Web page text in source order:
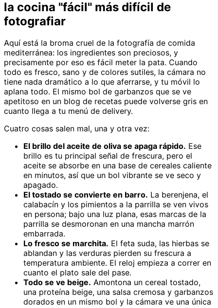
la cocina "fácil" más difícil de
fotografiar
Aquí está la broma cruel de la fotografía de comida
mediterránea: los ingredientes son preciosos, y
precisamente por eso es fácil meter la pata. Cuando
todo es fresco, sano y de colores sutiles, la cámara no
tiene nada dramático a lo que aferrarse, y tu móvil lo
aplana todo. El mismo bol de garbanzos que se ve
apetitoso en un blog de recetas puede volverse gris en
cuanto llega a tu menú de delivery.
Cuatro cosas salen mal, una y otra vez:
El brillo del aceite de oliva se apaga rápido. Ese
brillo es tu principal señal de frescura, pero el
aceite se absorbe en una base de cereales caliente
en minutos, así que un bol vibrante se ve seco y
apagado.
El tostado se convierte en barro. La berenjena, el
calabacín y los pimientos a la parrilla se ven vivos
en persona; bajo una luz plana, esas marcas de la
parrilla se desmoronan en una mancha marrón
embarrada.
Lo fresco se marchita. El feta suda, las hierbas se
ablandan y las verduras pierden su frescura a
temperatura ambiente. El reloj empieza a correr en
cuanto el plato sale del pase.
Todo se ve beige. Amontona un cereal tostado,
una proteína beige, una salsa cremosa y garbanzos
dorados en un mismo bol y la cámara ve una única